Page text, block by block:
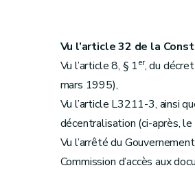
Vu l’article 32 de la
Vu l’article 8, § 1er, du
mars 1995),
Vu l’article L3211-3, ainsi
décentralisation (ci-après, le
Vu l’arrêté du
Commission d’accès aux